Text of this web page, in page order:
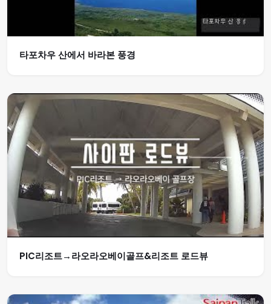
타포차우 산에서 바라본 풍경
PIC리조트→라오라오베이골프&리조트 로드뷰